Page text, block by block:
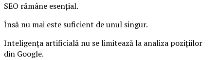
SEO rămâne esențial.
Însă nu mai este suficient de unul singur.
Inteligența artificială nu se limitează la analiza pozițiilor
din Google.